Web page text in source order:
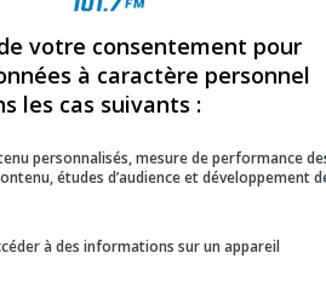
ÉMISSIONS CONCOURS
IMMEUBLE DU CENTRE-VILLE
votre consentement pour
à caractère personnel
les cas suivants :
personnalisés, mesure de performance
études d’audience et développement
à des informations sur un appareil